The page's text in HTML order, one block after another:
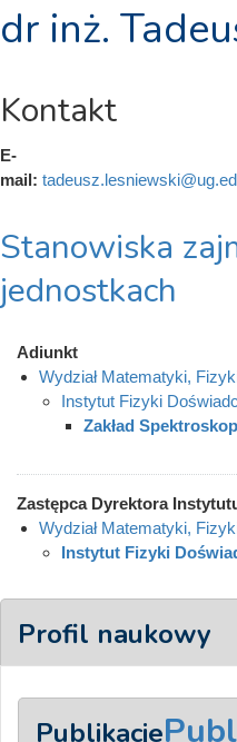
dr inż.
Kontakt
E-
mail:
Stanowiska
jednostkach
Adiunkt
Wydział Matematyki,
Instytut Fizyki
Zakład
Zastępca Dyrektora
Wydział Matematyki,
Instytut Fizyki
Profil naukowy
Publikacje